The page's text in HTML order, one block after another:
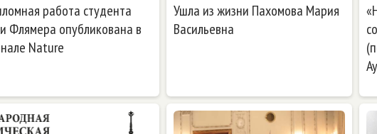
работа студента
Флямера опубликована в
Nature
Ушла из жизни Пахомова Мария
Васильевна